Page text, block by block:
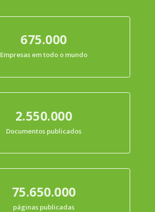
675.000
Empresas em todo o mundo
2.550.000
Documentos publicados
75.650.000
páginas publicadas